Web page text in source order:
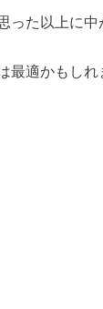
た以上に中
適かもしれ